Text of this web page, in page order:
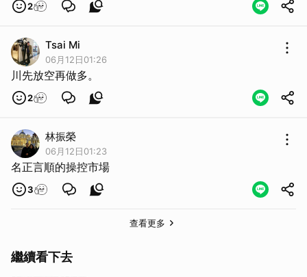
2
Tsai Mi
06月12日01:26
川先放空再做多。
2
林振榮
06月12日01:23
名正言順的操控市場
3
查看更多
繼續看下去